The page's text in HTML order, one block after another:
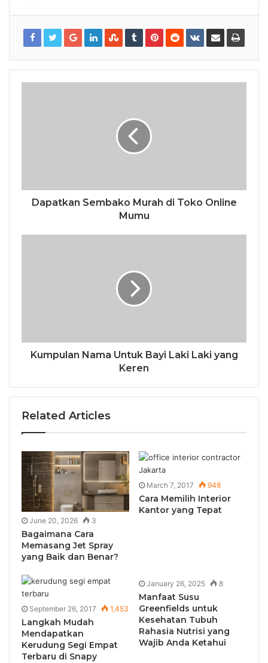
Dapatkan Sembako Murah di Toko Online
Mumu
Kumpulan Nama Untuk Bayi Laki Laki yang
Keren
Related Articles
June 20, 2026 3
Bagaimana Cara
Memasang Jet Spray
yang Baik dan Benar?
March 7, 2017 948
Cara Memilih Interior
Kantor yang Tepat
September 26, 2017 1,453
Langkah Mudah
Mendapatkan
Kerudung Segi Empat
Terbaru di Snapy
January 26, 2025 8
Manfaat Susu
Greenfields untuk
Kesehatan Tubuh
Rahasia Nutrisi yang
Wajib Anda Ketahui